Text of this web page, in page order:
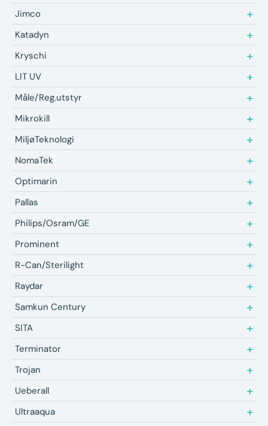
Jimco
Katadyn
Kryschi
LIT UV
Måle/Reg.utstyr
Mikrokill
MiljøTeknologi
NomaTek
Optimarin
Pallas
Philips/Osram/GE
Prominent
R-Can/Sterilight
Raydar
Samkun Century
SITA
Terminator
Trojan
Ueberall
Ultraaqua